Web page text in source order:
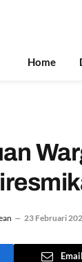
Home
23 Februari
Email